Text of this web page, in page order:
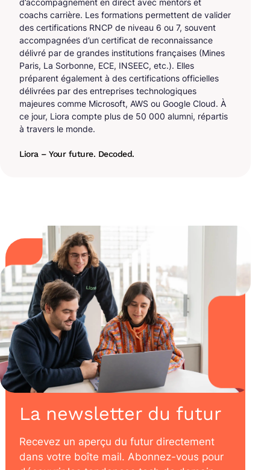
d’accompagnement en direct avec mentors et
coachs carrière. Les formations permettent de valider
des certifications RNCP de niveau 6 ou 7, souvent
accompagnées d’un certificat de reconnaissance
délivré par de grandes institutions françaises (Mines
Paris, La Sorbonne, ECE, INSEEC, etc.). Elles
préparent également à des certifications officielles
délivrées par des entreprises technologiques
majeures comme Microsoft, AWS ou Google Cloud. À
ce jour, Liora compte plus de 50 000 alumni, répartis
à travers le monde.
Liora – Your future. Decoded.
La newsletter du futur
Recevez un aperçu du futur directement
dans votre boîte mail. Abonnez-vous pour